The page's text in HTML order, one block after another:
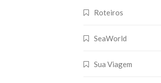
Roteiros
SeaWorld
Sua Viagem